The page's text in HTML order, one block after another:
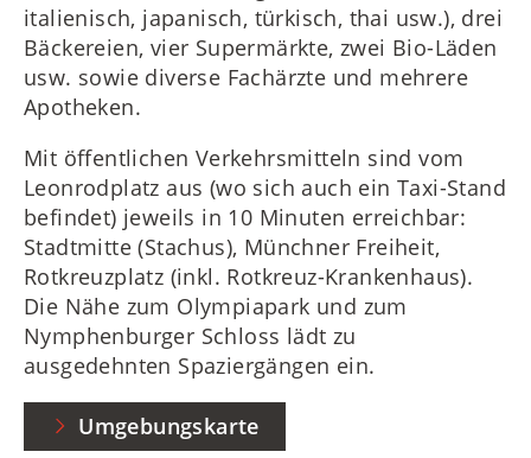
italienisch, japanisch, türkisch, thai usw.), drei
Bäckereien, vier Supermärkte, zwei Bio-Läden
usw. sowie diverse Fachärzte und mehrere
Apotheken.
Mit öffentlichen Verkehrsmitteln sind vom
Leonrodplatz aus (wo sich auch ein Taxi-Stand
befindet) jeweils in 10 Minuten erreichbar:
Stadtmitte (Stachus), Münchner Freiheit,
Rotkreuzplatz (inkl. Rotkreuz-Krankenhaus).
Die Nähe zum Olympiapark und zum
Nymphenburger Schloss lädt zu
ausgedehnten Spaziergängen ein.
Umgebungskarte